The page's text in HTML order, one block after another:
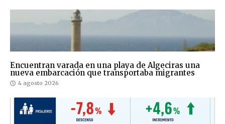
Encuentran varada en una playa de Algeciras una
nueva embarcación que transportaba migrantes
4 agosto 2026